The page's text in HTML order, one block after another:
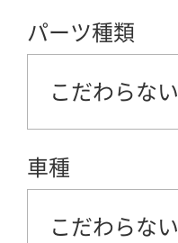
パーツ種類
こだわらない
車種
こだわらない